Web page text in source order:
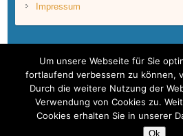
Impressum
Copyright © 2026BLUEWAVEFILMS.
WordPress
Bluewavefilms – One
Um unsere Webseite für Sie
fortlaufend verbessern zu können,
Durch die weitere Nutzung der
Verwendung von Cookies zu.
Cookies erhalten Sie in unserer
Ok